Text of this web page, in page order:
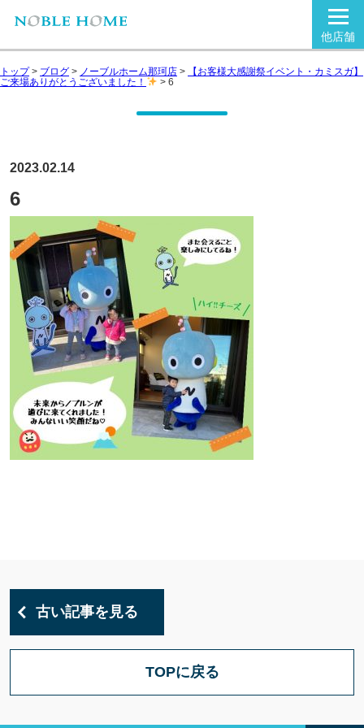
他店舗
トップ> ブログ > ノーブルホーム那珂店 >
【お客様大感謝祭イベント・カミスガ】
ご来場ありがとうございました！
> 6
2023.02.14
6
古い記事を見る
TOPに戻る